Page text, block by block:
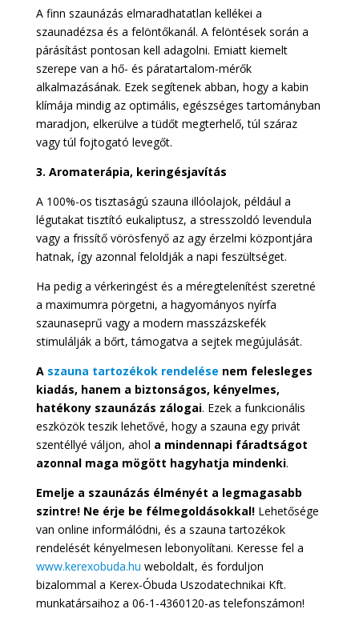
A finn szaunázás elmaradhatatlan kellékei a
szaunadézsa és a felöntőkanál. A felöntések során a
párásítást pontosan kell adagolni. Emiatt kiemelt
szerepe van a hő- és páratartalom-mérők
alkalmazásának. Ezek segítenek abban, hogy a kabin
klímája mindig az optimális, egészséges tartományban
maradjon, elkerülve a tüdőt megterhelő, túl száraz
vagy túl fojtogató levegőt.
3. Aromaterápia, keringésjavítás
A 100%-os tisztaságú szauna illóolajok, például a
légutakat tisztító eukaliptusz, a stresszoldó levendula
vagy a frissítő vörösfenyő az agy érzelmi központjára
hatnak, így azonnal feloldják a napi feszültséget.
Ha pedig a vérkeringést és a méregtelenítést szeretné
a maximumra pörgetni, a hagyományos nyírfa
szaunaseprű vagy a modern masszázskefék
stimulálják a bőrt, támogatva a sejtek megújulását.
A szauna tartozékok rendelése nem felesleges
kiadás, hanem a biztonságos, kényelmes,
hatékony szaunázás zálogai. Ezek a funkcionális
eszközök teszik lehetővé, hogy a szauna egy privát
szentéllyé váljon, ahol a mindennapi fáradtságot
azonnal maga mögött hagyhatja mindenki.
Emelje a szaunázás élményét a legmagasabb
szintre! Ne érje be félmegoldásokkal! Lehetősége
van online informálódni, és a szauna tartozékok
rendelését kényelmesen lebonyolítani. Keresse fel a
www.kerexobuda.hu weboldalt, és forduljon
bizalommal a Kerex-Óbuda Uszodatechnikai Kft.
munkatársaihoz a 06-1-4360120-as telefonszámon!